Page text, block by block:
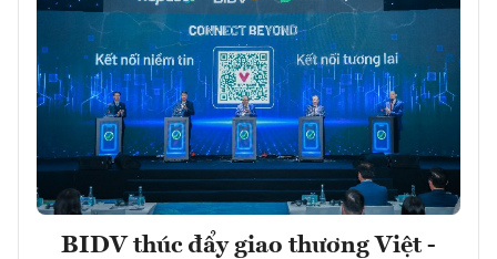
BIDV thúc đẩy giao thương Việt -